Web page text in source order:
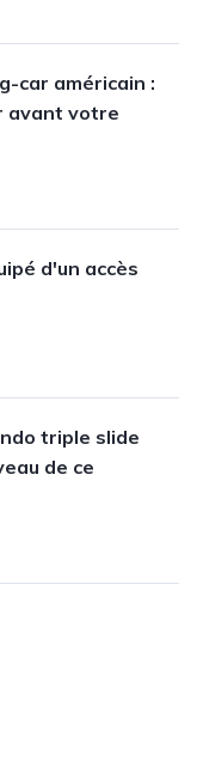
car américain :
avant votre
d'un accès
triple slide
de ce